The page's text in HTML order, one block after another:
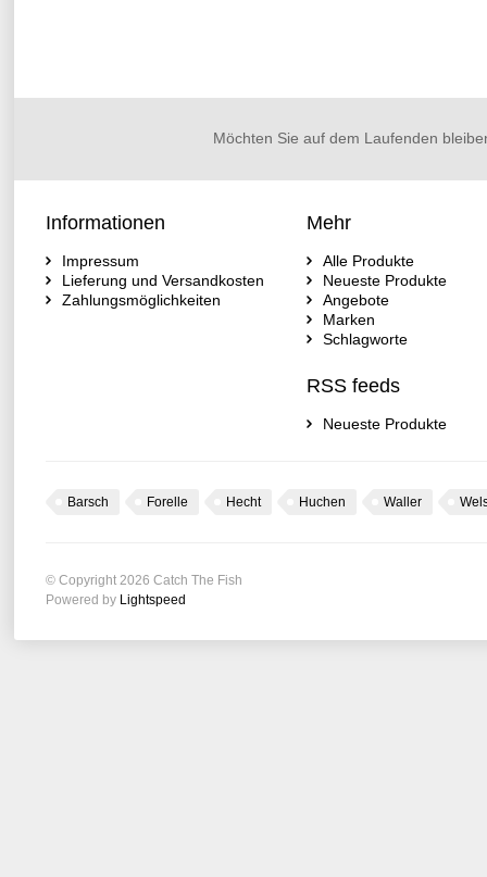
Möchten Sie auf dem Laufenden
Informationen
Impressum
Lieferung und Versandkosten
Zahlungsmöglichkeiten
Mehr
Alle Produkte
Neueste Produkte
Angebote
Marken
Schlagworte
RSS feeds
Neueste Produkte
Barsch Forelle Hecht Huchen Waller
© Copyright 2026 Catch The Fish
Powered by Lightspeed